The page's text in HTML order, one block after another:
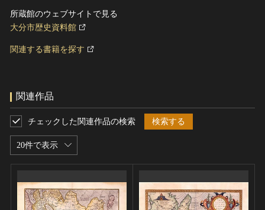
所蔵館のウェブサイトで見る
大分市歴史資料館
関連する書籍を探す
関連作品
20件で表示
チェックした関連作品の検索 検索する